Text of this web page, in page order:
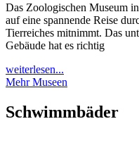
Das Zoologischen Museum
auf eine spannende Reise
Tierreiches mitnimmt. Das
Gebäude hat es richtig
weiterlesen...
Mehr Museen
Schwimmbäder